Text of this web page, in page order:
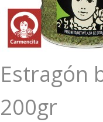
Estragón
200gr